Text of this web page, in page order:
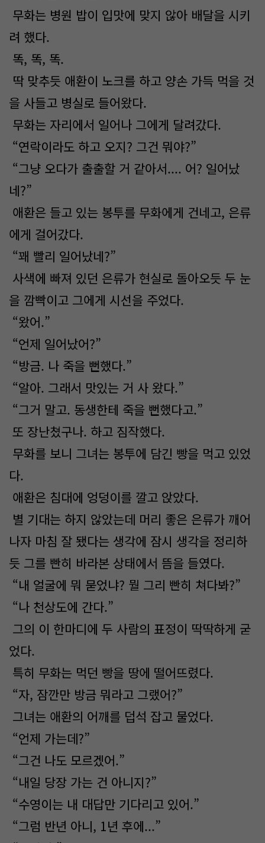
무화는 병원 밥이 입맛에 맞지 않아 배달을 시키
려 했다.
똑, 똑, 똑.
딱 맞추듯 애환이 노크를 하고 양손 가득 먹을 것
을 사들고 병실로 들어왔다.
무화는 자리에서 일어나 그에게 달려갔다.
“연락이라도 하고 오지? 그건 뭐야?”
“그냥 오다가 출출할 거 같아서.... 어? 일어났
네?”
애환은 들고 있는 봉투를 무화에게 건네고, 은류
에게 걸어갔다.
“꽤 빨리 일어났네?”
사색에 빠져 있던 은류가 현실로 돌아오듯 두 눈
을 깜빡이고 그에게 시선을 주었다.
“왔어.”
“언제 일어났어?”
“방금. 나 죽을 뻔했다.”
“알아. 그래서 맛있는 거 사 왔다.”
“그거 말고. 동생한테 죽을 뻔했다고.”
또 장난쳤구나. 하고 짐작했다.
무화를 보니 그녀는 봉투에 담긴 빵을 먹고 있었
다.
애환은 침대에 엉덩이를 깔고 앉았다.
별 기대는 하지 않았는데 머리 좋은 은류가 깨어
나자 마침 잘 됐다는 생각에 잠시 생각을 정리하
듯 그를 빤히 바라본 상태에서 뜸을 들였다.
“내 얼굴에 뭐 묻었냐? 뭘 그리 빤히 쳐다봐?”
“나 천상도에 간다.”
그의 이 한마디에 두 사람의 표정이 딱딱하게 굳
었다.
특히 무화는 먹던 빵을 땅에 떨어뜨렸다.
“자, 잠깐만 방금 뭐라고 그랬어?”
그녀는 애환의 어깨를 덥석 잡고 물었다.
“언제 가는데?”
“그건 나도 모르겠어.”
“내일 당장 가는 건 아니지?”
“수영이는 내 대답만 기다리고 있어.”
“그럼 반년 아니, 1년 후에...”